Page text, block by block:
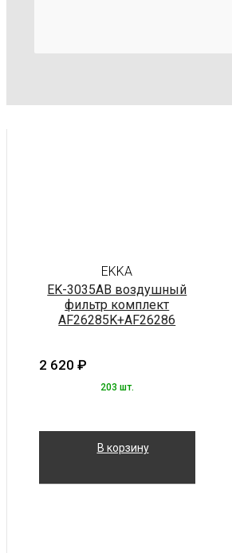
EKKA
EK-3035AB воздушный
фильтр комплект
AF26285K+AF26286
2 620 ₽
203 шт.
В корзину